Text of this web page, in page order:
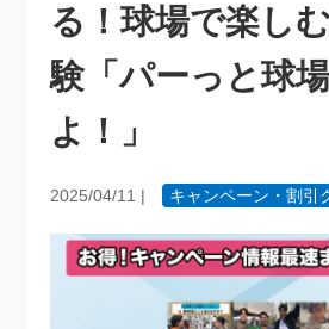
る！球場で楽し
験「パーっと球
よ！」
2025/04/11 | キャンペーン・割引